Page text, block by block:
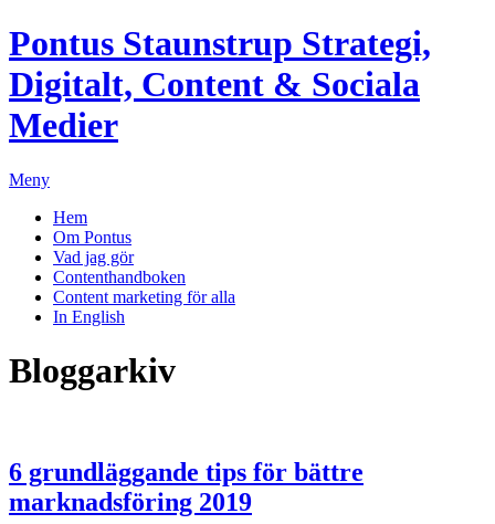
Pontus Staunstrup Strategi,
Digitalt, Content & Sociala
Medier
Meny
Hem
Om Pontus
Vad jag gör
Contenthandboken
Content marketing för alla
In English
Bloggarkiv
6 grundläggande tips för bättre
marknadsföring 2019